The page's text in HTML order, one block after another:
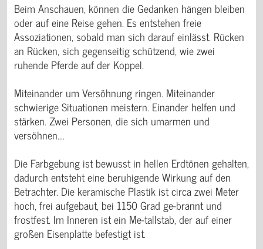
Beim Anschauen, können die Gedanken hängen bleiben
oder auf eine Reise gehen. Es entstehen freie
Assoziationen, sobald man sich darauf einlässt. Rücken
an Rücken, sich gegenseitig schützend, wie zwei
ruhende Pferde auf der Koppel.
Miteinander um Versöhnung ringen. Miteinander
schwierige Situationen meistern. Einander helfen und
stärken. Zwei Personen, die sich umarmen und
versöhnen….
Die Farbgebung ist bewusst in hellen Erdtönen gehalten,
dadurch entsteht eine beruhigende Wirkung auf den
Betrachter. Die keramische Plastik ist circa zwei Meter
hoch, frei aufgebaut, bei 1150 Grad ge-brannt und
frostfest. Im Inneren ist ein Me-tallstab, der auf einer
großen Eisenplatte befestigt ist.